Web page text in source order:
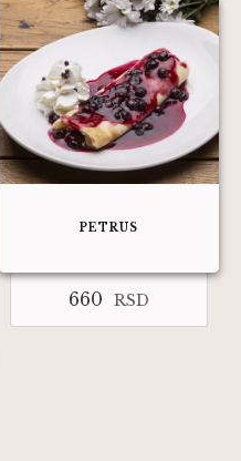
PETRUS
660 RSD